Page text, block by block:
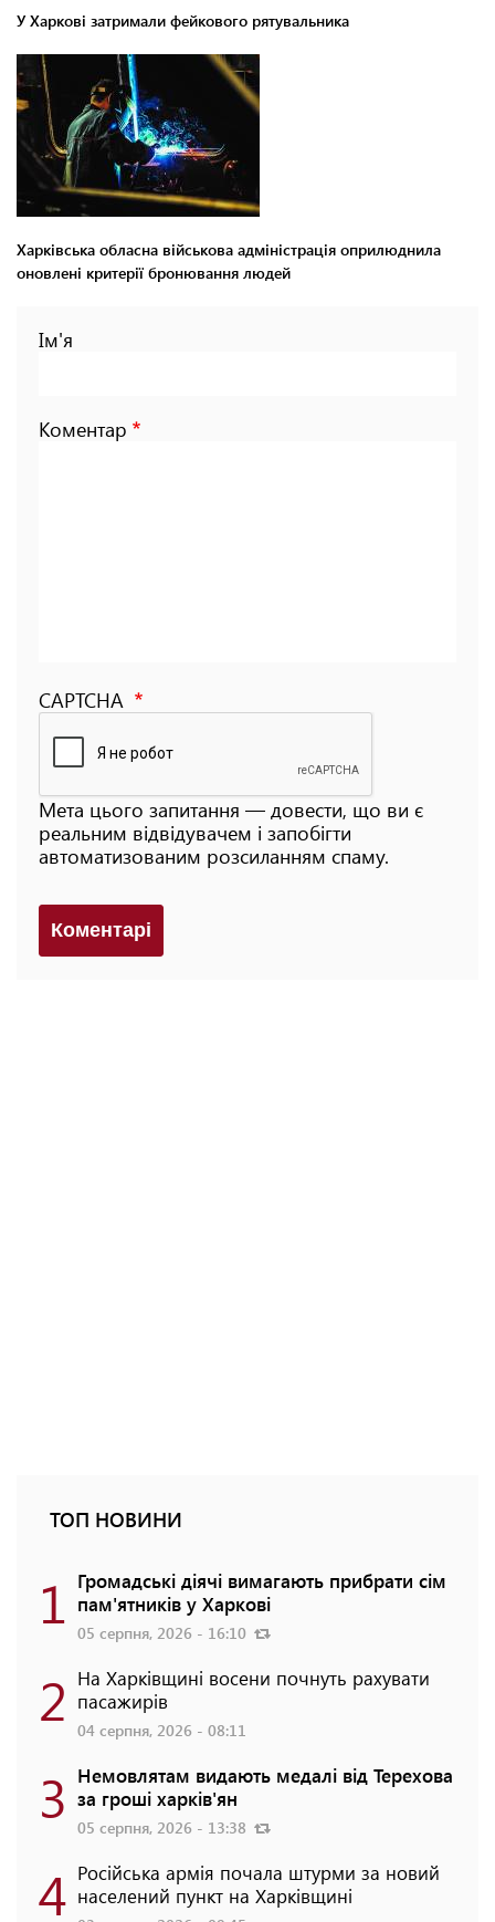
У Харкові затримали фейкового рятувальника
Харківська обласна військова адміністрація оприлюднила
оновлені критерії бронювання людей
Ім'я
Коментар
CAPTCHA
Мета цього запитання — довести, що ви є
реальним відвідувачем і запобігти
автоматизованим розсиланням спаму.
Коментарi
ТОП НОВИНИ
1 Громадські діячі вимагають прибрати сім
пам'ятників у Харкові
05 серпня, 2026 - 16:10
2 На Харківщині восени почнуть рахувати
пасажирів
04 серпня, 2026 - 08:11
3 Немовлятам видають медалі від Терехова
за гроші харків'ян
05 серпня, 2026 - 13:38
4 Російська армія почала штурми за новий
населений пункт на Харківщині